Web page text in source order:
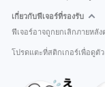
เกี่ยวกับฟีเจอร์ที่รองรับ
ฟีเจอร์อาจถูกยกเลิกภายหลัง
โปรดแตะที่สติกเกอร์เพื่อดูตัว